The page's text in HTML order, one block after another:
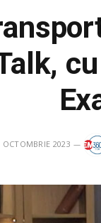
OCTOMBRIE 2023